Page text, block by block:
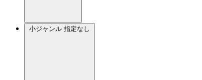
小ジャンル 指定なし